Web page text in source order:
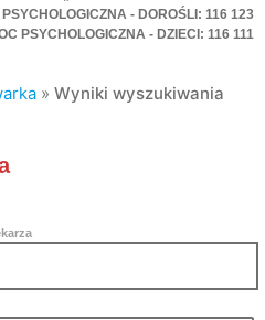
PSYCHOLOGICZNA - DOROŚLI: 116 123
PSYCHOLOGICZNA - DZIECI: 116 111
»Wyniki wyszukiwania